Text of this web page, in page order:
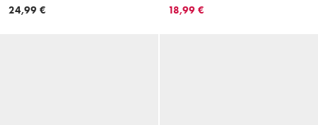
séchage rapide - Noir
24,99 €
brassière intégrée à bonnets
18,99 €